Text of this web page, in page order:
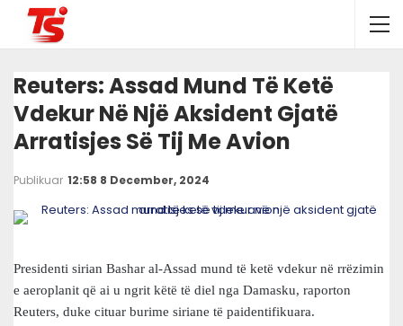
Reuters: Assad Mund Të Ketë
Vdekur Në Një Aksident Gjatë
Arratisjes Së Tij Me Avion
Publikuar 12:58 8 December, 2024
Presidenti sirian Bashar al-Assad mund të ketë vdekur në rrëzimin
e aeroplanit që ai u ngrit këtë të diel nga Damasku, raporton
Reuters, duke cituar burime siriane të paidentifikuara.